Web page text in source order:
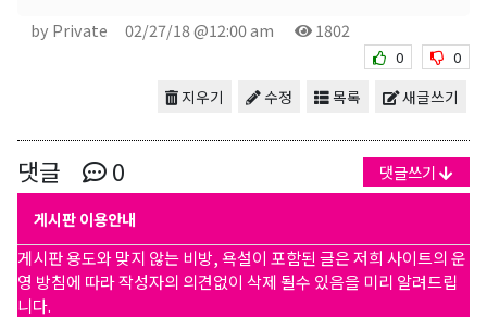
by Private 02/27/18 @12:00 am 1802
0 0
새글쓰기
목록
수정
지우기
댓글 0 댓글쓰기
게시판 이용안내
게시판 용도와 맞지 않는 비방, 욕설이 포함된 글은 저희 사이트의 운
영 방침에 따라 작성자의 의견없이 삭제 될수 있음을 미리 알려드립
니다.